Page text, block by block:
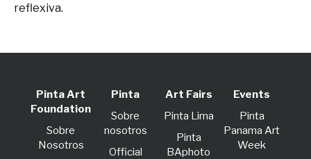
reflexiva.
Pinta Art
Foundation
Sobre
Nosotros
Pinta
Sobre
nosotros
Official
Art Fairs
Pinta Lima
Pinta
BAphoto
Events
Pinta
Panama Art
Week